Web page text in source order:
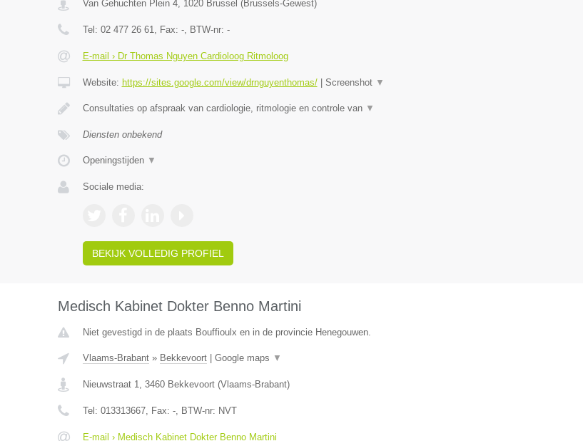
Van Gehuchten Plein 4, 1020 Brussel (Brussels-Gewest)
Tel: 02 477 26 61, Fax: -, BTW-nr: -
E-mail › Dr Thomas Nguyen Cardioloog Ritmoloog
Website: https://sites.google.com/view/drnguyenthomas/| Screenshot ▼
Consultaties op afspraak van cardiologie, ritmologie en controle van ▼
Diensten onbekend
Openingstijden ▼
Sociale media:
BEKIJK VOLLEDIG PROFIEL
Medisch Kabinet Dokter Benno Martini
Niet gevestigd in de plaats Bouffioulx en in de provincie Henegouwen.
Vlaams-Brabant» Bekkevoort| Google maps ▼
Nieuwstraat 1, 3460 Bekkevoort(Vlaams-Brabant)
Tel: 013313667, Fax: -, BTW-nr: NVT
E-mail › Medisch Kabinet Dokter Benno Martini